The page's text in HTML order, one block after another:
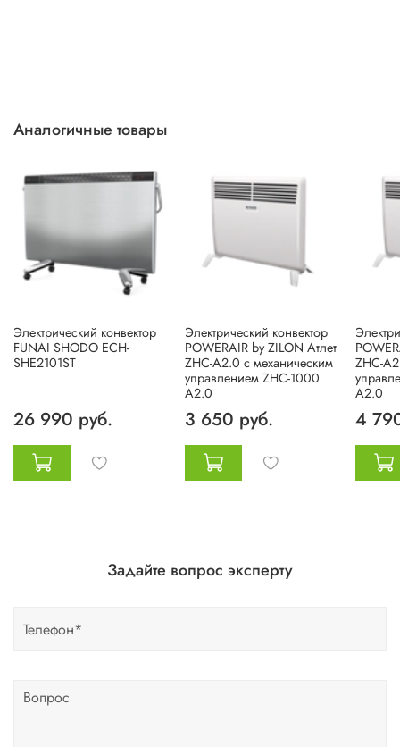
Аналогичные товары
Электрический конвектор
FUNAI SHODO ECH-
SHE2101ST
26 990 руб.
Электрический конвектор
POWERAIR by ZILON Атлет
ZHC-A2.0 с механическим
управлением ZHC-1000
A2.0
3 650 руб.
ZHC-
A2.0
4
Задайте вопрос эксперту